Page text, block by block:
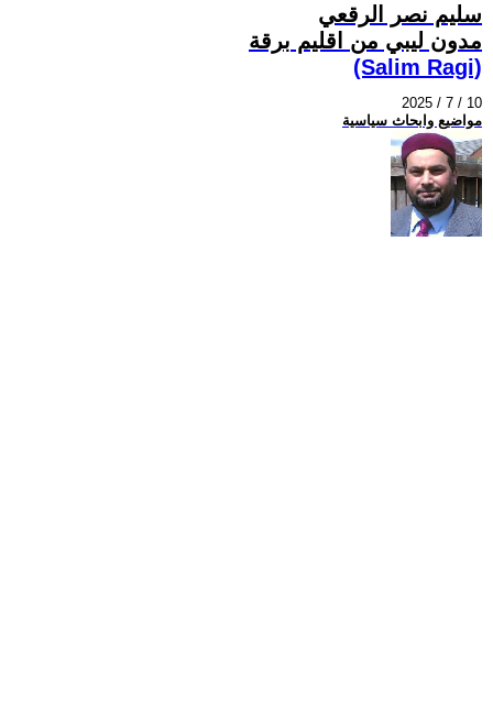
سليم نصر الرقعي
مدون ليبي من اقليم برقة
(Salim Ragi)
2025 / 7 / 10
مواضيع وابحاث سياسية